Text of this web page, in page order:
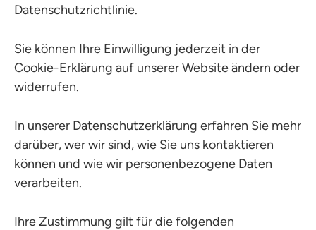
Datenschutzrichtlinie.
Sie können Ihre Einwilligung jederzeit in der
Cookie-Erklärung auf unserer Website ändern oder
widerrufen.
In unserer Datenschutzerklärung erfahren Sie mehr
darüber, wer wir sind, wie Sie uns kontaktieren
können und wie wir personenbezogene Daten
verarbeiten.
Ihre Zustimmung gilt für die folgenden